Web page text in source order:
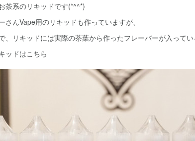
茶系のリキッドです(*^^*)
んVape用のリキッドも作っていますが、
、リキッドには実際の茶葉から作ったフレーバーが入ってい
ッドはこちら